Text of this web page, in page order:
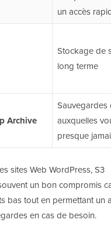
un accès
Stockage de
long terme
Archive
Sauvegardes
auxquelles
presque
sites Web WordPress, S3
un bon compromis
bas tout en permettant un
en cas de besoin.